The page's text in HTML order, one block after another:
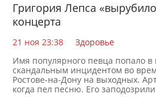
Григория Лепса
концерта
21 ноя 23:38
Здоровье
Имя популярного певца попало в
скандальным инцидентом во
Ростове-на-Дону на выходных.
когда пел песню. Его